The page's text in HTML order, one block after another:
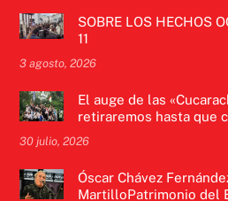
SOBRE LOS HECHOS
11
3 agosto, 2026
El auge de las
retiraremos hasta que
30 julio, 2026
Óscar Chávez
MartilloPatrimonio del